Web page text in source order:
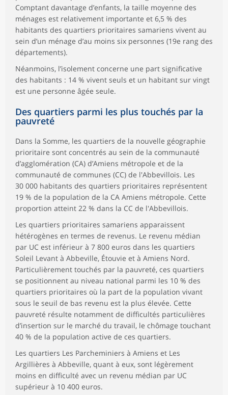
Comptant davantage d’enfants, la taille moyenne des
ménages est relativement importante et 6,5 % des
habitants des quartiers prioritaires samariens vivent au
sein d’un ménage d’au moins six personnes (19e rang des
départements).
Néanmoins, l’isolement concerne une part significative
des habitants : 14 % vivent seuls et un habitant sur vingt
est une personne âgée seule.
Des quartiers parmi les plus touchés par la
pauvreté
Dans la Somme, les quartiers de la nouvelle géographie
prioritaire sont concentrés au sein de la communauté
d’agglomération (CA) d’Amiens métropole et de la
communauté de communes (CC) de l'Abbevillois. Les
30 000 habitants des quartiers prioritaires représentent
19 % de la population de la CA Amiens métropole. Cette
proportion atteint 22 % dans la CC de l'Abbevillois.
Les quartiers prioritaires samariens apparaissent
hétérogènes en termes de revenus. Le revenu médian
par UC est inférieur à 7 800 euros dans les quartiers
Soleil Levant à Abbeville, Étouvie et à Amiens Nord.
Particulièrement touchés par la pauvreté, ces quartiers
se positionnent au niveau national parmi les 10 % des
quartiers prioritaires où la part de la population vivant
sous le seuil de bas revenu est la plus élevée. Cette
pauvreté résulte notamment de difficultés particulières
d’insertion sur le marché du travail, le chômage touchant
40 % de la population active de ces quartiers.
Les quartiers Les Parcheminiers à Amiens et Les
Argillières à Abbeville, quant à eux, sont légèrement
moins en difficulté avec un revenu médian par UC
supérieur à 10 400 euros.